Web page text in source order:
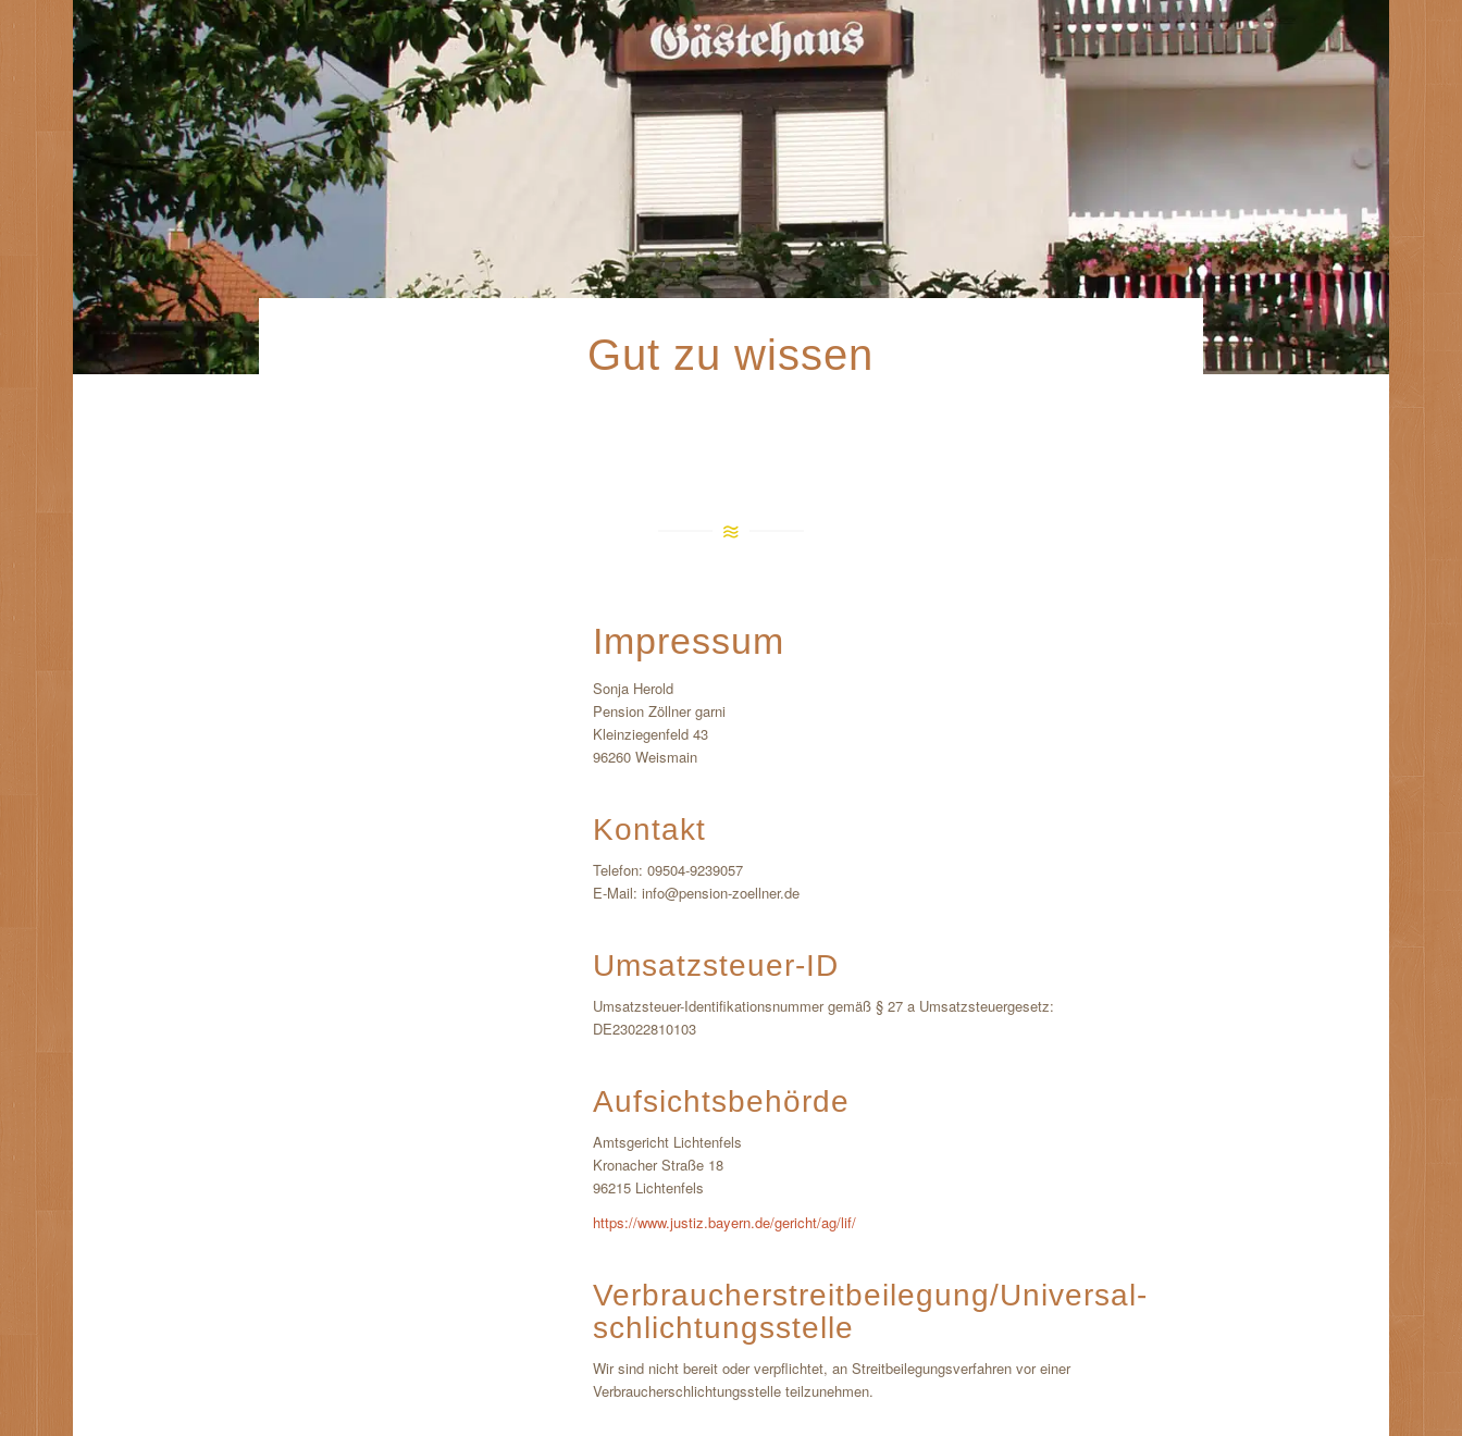
Gut zu wissen
Impressum
Sonja Herold
Pension Zöllner garni
Kleinziegenfeld 43
96260 Weismain
Kontakt
Telefon: 09504-9239057
E-Mail: info@pension-zoellner.de
Umsatzsteuer-ID
Umsatzsteuer-Identifikationsnummer gemäß § 27 a Umsatzsteuergesetz:
DE23022810103
Aufsichtsbehörde
Amtsgericht Lichtenfels
Kronacher Straße 18
96215 Lichtenfels
https://www.justiz.bayern.de/gericht/ag/lif/
Verbraucher­streit­beilegung/Universal­
schlichtungs­stelle
Wir sind nicht bereit oder verpflichtet, an Streitbeilegungsverfahren vor einer
Verbraucherschlichtungsstelle teilzunehmen.